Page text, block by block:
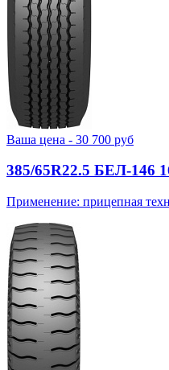
Ваша цена - 30 700 руб
385/65R22.5 БЕЛ-146
Применение: прицепная